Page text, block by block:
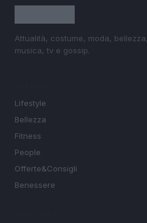
Attualità, costume, moda,
musica, tv e gossip.
Lifestyle
Bellezza
Fitness
People
Offerte&Consigli
Benessere